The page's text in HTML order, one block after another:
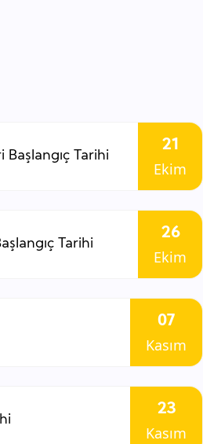
Tarihi
21
Ekim
Tarihi
26
Ekim
07
Kasım
23
Kasım